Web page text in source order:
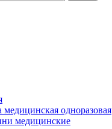
одноразовая
медицинские